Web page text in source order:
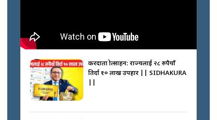
करदाता प्रोत्साहन: राज्यलाई २८ रुपैयाँ
तिर्दा १० लाख उपहार || SIDHAKURA
||